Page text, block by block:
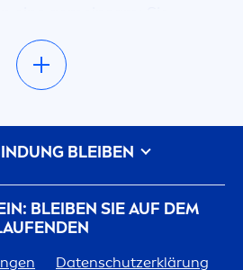
NIVEA.at Online Shop
entsprechen alle diese
unseren hohen
es bei diesen Aktionen
sich!
BLEIBEN SIE AUF DEM
Datenschutzerklärung
BLEIBEN